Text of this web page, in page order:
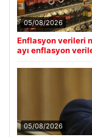
05/08/2026
Enflasyon verileri
ayı enflasyon
05/08/2026